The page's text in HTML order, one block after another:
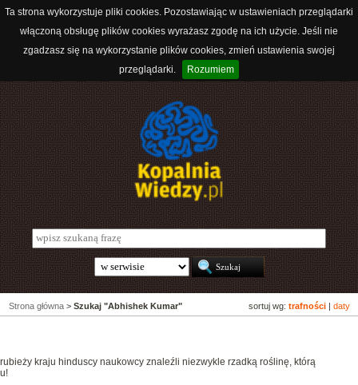
Ta strona wykorzystuje pliki cookies. Pozostawiając w ustawieniach przeglądarki
włączoną obsługę plików cookies wyrażasz zgodę na ich użycie. Jeśli nie
zgadzasz się na wykorzystanie plików cookies, zmień ustawienia swojej
przeglądarki.
Rozumiem
sortuj wg: trafności daty
Strona główna > Szukaj "Abhishek Kumar"
kraju hinduscy naukowcy znaleźli niezwykle rzadką roślinę, którą